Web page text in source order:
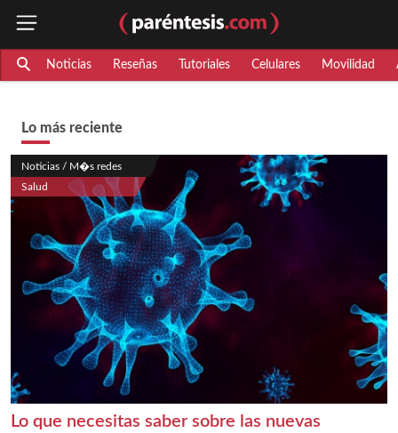
Noticias Reseñas Tutoriales Celulares Movilidad
Lo más reciente
Noticias / M�s redes
Salud
Lo que necesitas saber sobre las nuevas